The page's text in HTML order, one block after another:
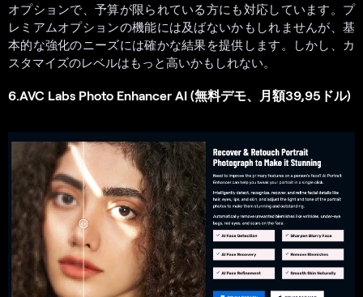
オプションで、予算が限られている方にも対応しています。プ
レミアムオプションの機能には及ばないかもしれませんが、基
本的な強化のニーズには確かな結果を提供します。しかし、カ
スタマイズのレベルはもっと高いかもしれない。
6.AVC Labs Photo Enhancer AI (無料デモ、月額39,95ドル)